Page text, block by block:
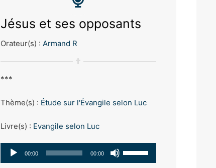
augmenter
diminuer
Jésus et ses opposants
Orateur(s) : Armand R
***
Thème(s) : Étude sur l'Évangile selon Luc
Livre(s) : Evangile selon Luc
Lecteur
00:00 00:00
Utilisez